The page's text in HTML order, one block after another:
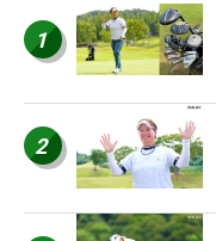
1
2